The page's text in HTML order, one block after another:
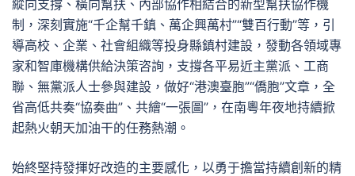
縱向支撐、橫向幫扶、內部協作相結合的新型幫扶協作機
制，深刻實施“千企幫千鎮、萬企興萬村”“雙百行動”等，引
導高校、企業、社會組織等投身縣鎮村建設，發動各領域專
家和智庫機構供給決策咨詢，支撐各平易近主黨派、工商
聯、無黨派人士參與建設，做好“港澳臺胞”“僑胞”文章，全
省高低共奏“協奏曲”、共繪“一張圖”，在南粵年夜地持續掀
起熱火朝天加油干的任務熱潮。
始終堅持發揮好改造的主要感化，以勇于擔當持續創新的精